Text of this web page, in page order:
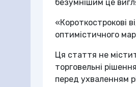
безумнішим це
«Короткострокові
оптимістичного
Ця стаття не
торговельні
перед ухваленням